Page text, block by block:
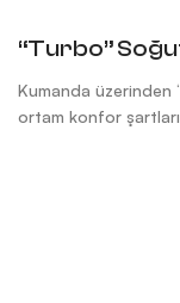
“Turbo”
Kumanda üzerinden
ortam konfor